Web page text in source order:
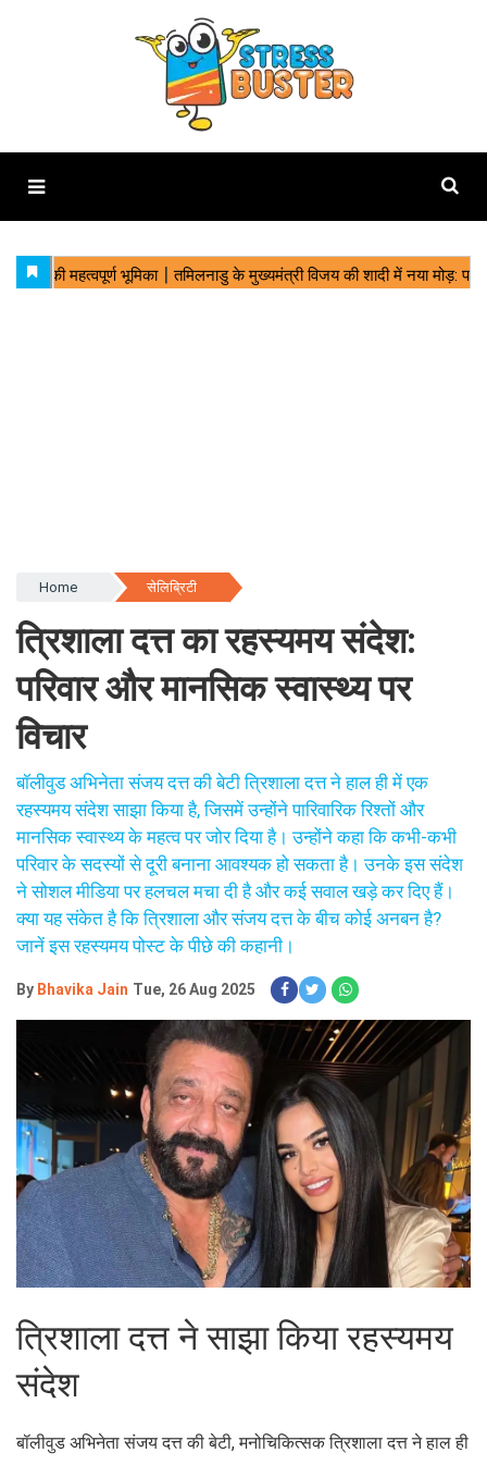
Home सेलिब्रिटी
त्रिशाला दत्त का रहस्यमय संदेश:
परिवार और मानसिक स्वास्थ्य पर
विचार
बॉलीवुड अभिनेता संजय दत्त की बेटी त्रिशाला दत्त ने हाल ही में एक
रहस्यमय संदेश साझा किया है, जिसमें उन्होंने पारिवारिक रिश्तों और
मानसिक स्वास्थ्य के महत्व पर जोर दिया है। उन्होंने कहा कि कभी-कभी
परिवार के सदस्यों से दूरी बनाना आवश्यक हो सकता है। उनके इस संदेश
ने सोशल मीडिया पर हलचल मचा दी है और कई सवाल खड़े कर दिए हैं।
क्या यह संकेत है कि त्रिशाला और संजय दत्त के बीच कोई अनबन है?
जानें इस रहस्यमय पोस्ट के पीछे की कहानी।
By Bhavika Jain Tue, 26 Aug 2025
त्रिशाला दत्त ने साझा किया रहस्यमय
संदेश
बॉलीवुड अभिनेता संजय दत्त की बेटी, मनोचिकित्सक त्रिशाला दत्त ने हाल ही